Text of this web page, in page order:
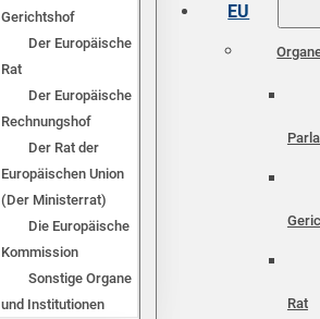
Gerichtshof
Der Europäische
Rat
Der Europäische
Rechnungshof
Der Rat der
Europäischen Union
(Der Ministerrat)
Die Europäische
Kommission
Sonstige Organe
und Institutionen
EU
Rat